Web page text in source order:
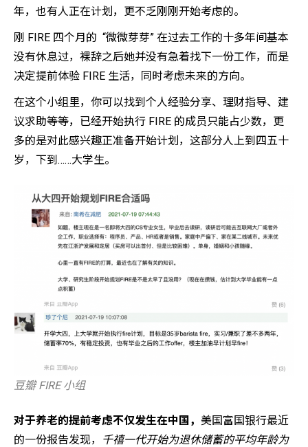
年，也有人正在计划，更不乏刚刚开始考虑的。
刚 FIRE 四个月的 “微微芽芽” 在过去工作的十多年间基本
没有休息过，裸辞之后她并没有急着找下一份工作，而是
决定提前体验 FIRE 生活，同时考虑未来的方向。
在这个小组里，你可以找到个人经验分享、理财指导、建
议求助等等，已经开始执行 FIRE 的成员只能占少数，更
多的是对此感兴趣正准备开始计划，这部分人上到四五十
岁，下到……大学生。
豆瓣 FIRE 小组
对于养老的提前考虑不仅发生在中国， 美国富国银行最近
的一份报告发现，
千禧一代开始为退休储蓄的平均年龄为